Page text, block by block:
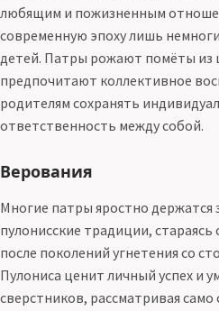
любящим и пожизненным
современную эпоху лишь
детей. Патры рожают помёты
предпочитают коллективное
родителям сохранять
ответственность между собой.
Верования
Многие патры яростно держатся
пулонисские традиции,
после поколений угнетения со
Пулониса ценит личный успех и
сверстников, рассматривая